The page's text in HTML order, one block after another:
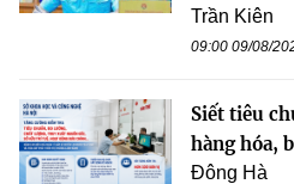
Trần Kiên
09:00 09/08/
Siết tiêu
hàng hóa,
Đông Hà